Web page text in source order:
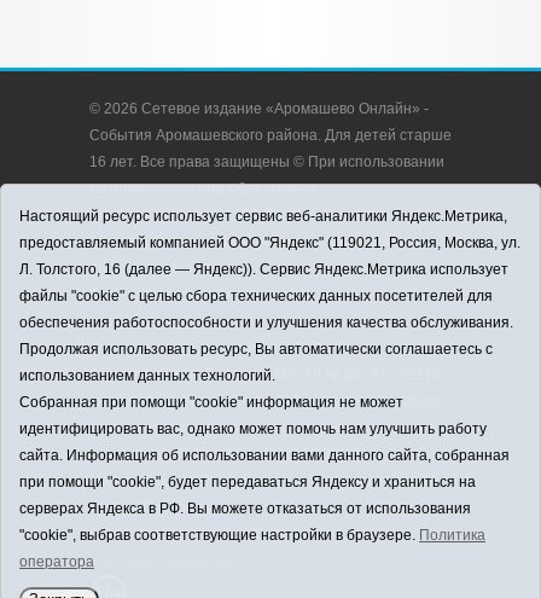
© 2026 Сетевое издание «Аромашево Онлайн» -
События Аромашевского района. Для детей старше
16 лет. Все права защищены © При использовании
материалов ссылка обязательна.
Адрес редакции: 627350, Россия, Тюменская
область, Аромашевский район, с. Аромашево, ул.
Кирова, д. 13.
Адрес электронной почты редакции:
strudu72@obl72.ru
Телефон редакции: 8 (34545) 2-30-58
Регистрационный номер СМИ ЭЛ № ФС 77 - 65176
выдано Федеральной службой по надзору в сфере
связи, информационных технологий и массовых
коммуникаций (Роскомнадзор) 28.03.2016 г.
Учредитель: АНО «Информационно-издательский
центр «Слава труду».
Главный редактор: А.Н. Барабанщиков
Политика оператора
Настоящий ресурс использует сервис веб-аналитики Яндекс.Метрика,
предоставляемый компанией ООО "Яндекс" (119021, Россия, Москва, ул.
Л. Толстого, 16 (далее — Яндекс)). Сервис Яндекс.Метрика использует
файлы "cookie" с целью сбора технических данных посетителей для
обеспечения работоспособности и улучшения качества обслуживания.
Продолжая использовать ресурс, Вы автоматически соглашаетесь с
использованием данных технологий.
Собранная при помощи "cookie" информация не может
идентифицировать вас, однако может помочь нам улучшить работу
сайта. Информация об использовании вами данного сайта, собранная
при помощи "cookie", будет передаваться Яндексу и храниться на
серверах Яндекса в РФ. Вы можете отказаться от использования
"cookie", выбрав соответствующие настройки в браузере. Политика
оператора